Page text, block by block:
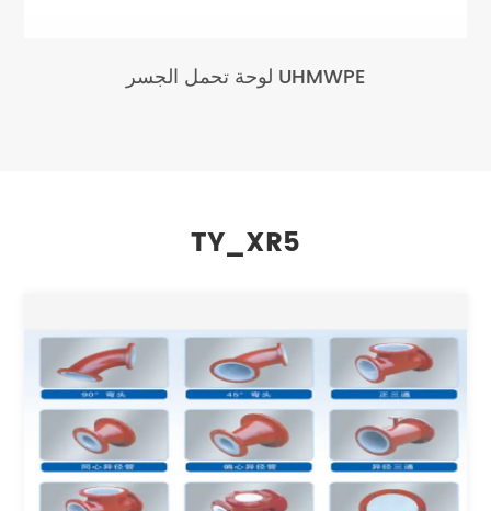
لوحة تحمل الجسر UHMWPE
TY_XR5